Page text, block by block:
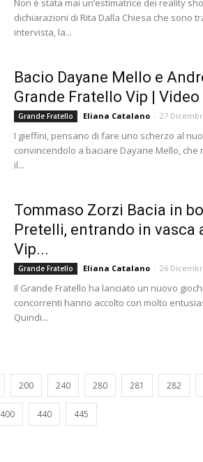
Non è stata mai un’estimatrice dei reality
dichiarazioni di Rita Dalla Chiesa che sono
intervista, la...
Bacio Dayane Mello e
Grande Fratello Vip |
Grande Fratello Eliana Catalano - 27
I gieffini, pensano di fare uno scherzo al
convincendolo a baciare Dayane Mello,
il...
Tommaso Zorzi Bacia in
Pretelli, entrando in vasca
Vip...
Grande Fratello Eliana Catalano - 26
Il Grande Fratello ha lanciato un nuovo
concorrenti hanno accolto con molto
Quindi...
200 240 280 281 282
400 440 445